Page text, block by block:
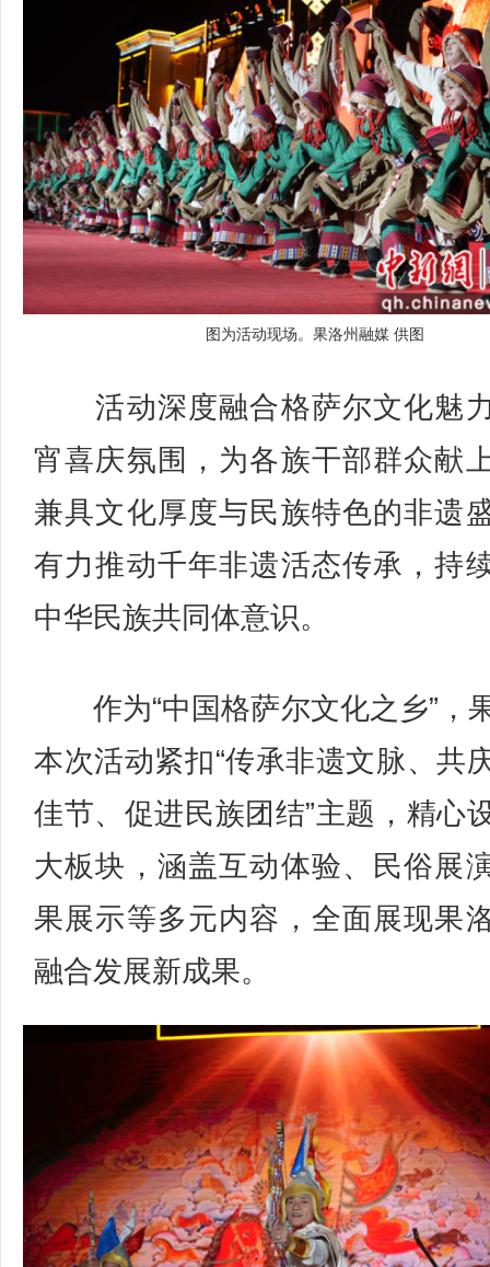
图为活动现场。果洛州融媒 供图
活动深度融合格萨尔文化魅
宵喜庆氛围，为各族干部群众献
兼具文化厚度与民族特色的非遗
有力推动千年非遗活态传承，持
中华民族共同体意识。
作为“中国格萨尔文化之乡”，
本次活动紧扣“传承非遗文脉、共
佳节、促进民族团结”主题，精心
大板块，涵盖互动体验、民俗展
果展示等多元内容，全面展现果
融合发展新成果。